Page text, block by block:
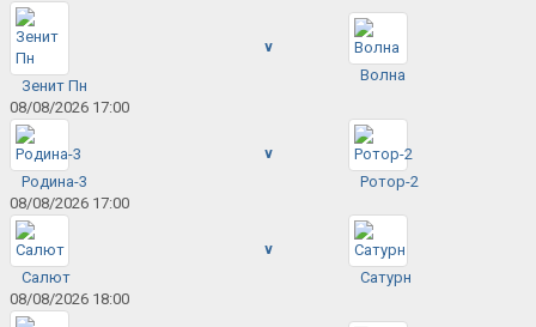
Зенит Пн
v
Волна
08/08/2026 17:00
Родина-3
v
Ротор-2
08/08/2026 17:00
Салют
v
Сатурн
08/08/2026 18:00